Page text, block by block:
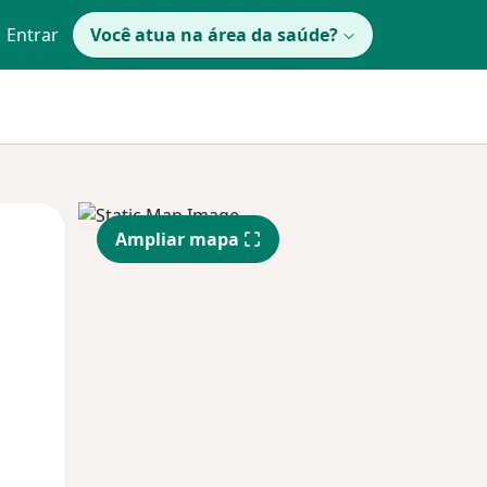
Entrar Você atua na área da saúde?
Segunda-feira Ter,
11 Ago
Qua
12 Ago
Ampliar mapa